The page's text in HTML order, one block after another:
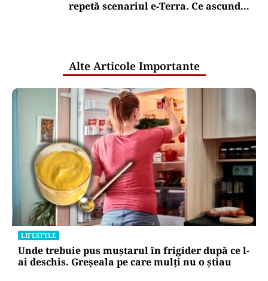
repetă scenariul e‑Terra. Ce ascund
Alte Articole Importante
LIFESTYLE
Unde trebuie pus muștarul în frigider după ce l-
ai deschis. Greșeala pe care mulți nu o știau